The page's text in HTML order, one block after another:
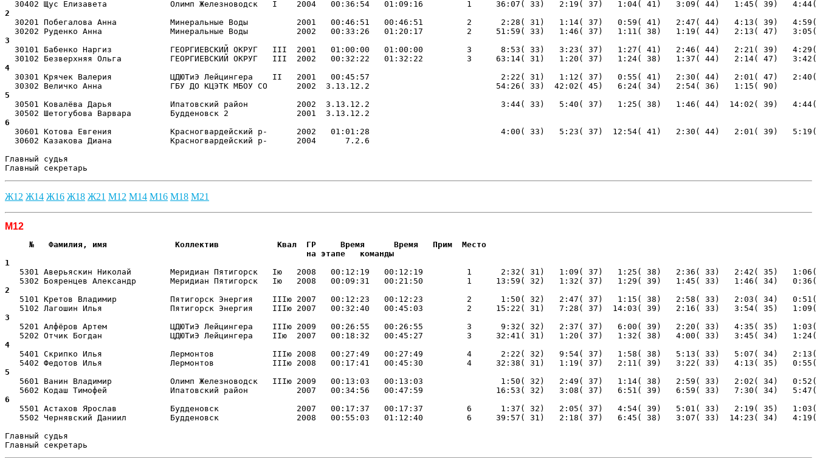
2
30201 Побегалова Анна           Минеральные Воды          2001   00:46:51   00:46:51         2      2:28( 31)   1:14( 37)   0:59( 41)   2:47( 44)   4:13( 39)
3
30101 Бабенко Наргиз            ГЕОРГИЕВСКИЙ ОКРУГ   III  2001   01:00:00   01:00:00         3      8:53( 33)   3:23( 37)   1:27( 41)   2:46( 44)   2:21( 39)
4
30301 Крячек Валерия            ЦДЮТиЭ Лейцингера    II   2001   00:45:57                           2:22( 31)   1:12( 37)   0:55( 41)   2:30( 44)   2:01( 47)
5
30501 Ковалёва Дарья            Ипатовский район          2002  3.13.12.2                           3:44( 33)   5:40( 37)   1:25( 38)   1:46( 44)  14:02( 39)
6
30601 Котова Евгения            Красногвардейский р-      2002   01:01:28                           4:00( 33)   5:23( 37)  12:54( 41)   2:30( 44)   2:01( 39)
  30602 Казакова Диана            Красногвардейский р-      2004      7.2.6
Главный судья
Главный секретарь
Ж12 Ж14 Ж16 Ж18 Ж21 М12 М14 М16 М18 М21
М12
     №   Фамилия, имя              Коллектив            Квал  ГР     Время      Время   Прим  Место
                                                              на этапе   команды
1
5301 Аверьяскин Николай        Меридиан Пятигорск   Iю   2008   00:12:19   00:12:19         1      2:32( 31)   1:09( 37)   1:25( 38)   2:36( 33)   2:42( 35)
2
5101 Кретов Владимир           Пятигорск Энергия    IIIю 2007   00:12:23   00:12:23         2      1:50( 32)   2:47( 37)   1:15( 38)   2:58( 33)   2:03( 34)
3
5201 Алфёров Артем             ЦДЮТиЭ Лейцингера    IIIю 2009   00:26:55   00:26:55         3      9:32( 32)   2:37( 37)   6:00( 39)   2:20( 33)   4:35( 35)
4
5401 Скрипко Илья              Лермонтов            IIIю 2008   00:27:49   00:27:49         4      2:22( 32)   9:54( 37)   1:58( 38)   5:13( 33)   5:07( 34)
5
5601 Ванин Владимир            Олимп Железноводск   IIIю 2009   00:13:03   00:13:03                1:50( 32)   2:49( 37)   1:14( 38)   2:59( 33)   2:02( 34)
6
5501 Астахов Ярослав           Будденовск                2007   00:17:37   00:17:37         6      1:37( 32)   2:05( 37)   4:54( 39)   5:01( 33)   2:19( 35)
5502 Чернявский Даниил         Будденовск                2008   00:55:03   01:12:40         6     39:57( 31)   2:18( 37)   6:45( 38)   3:07( 33)  14:23( 34)
Главный судья
Главный секретарь